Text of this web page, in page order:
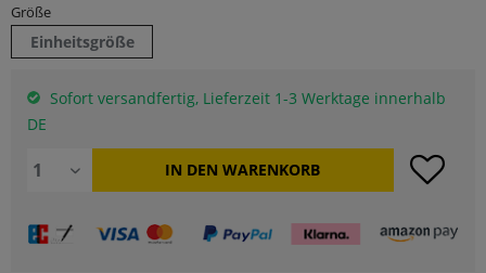
Größe
Einheitsgröße
Sofort versandfertig, Lieferzeit 1-3 Werktage innerhalb
DE
IN DEN WARENKORB